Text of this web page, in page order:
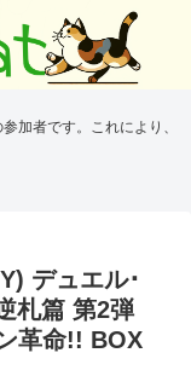
加者です。これにより、
デュエル･
札篇 第2弾
革命!! BOX